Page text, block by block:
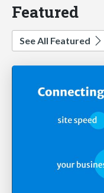
Featured
See All Featured